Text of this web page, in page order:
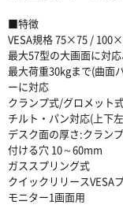
■特徴
VESA規格 75×75 /
最大57型の大画面に対
最大荷重30kgまで(曲面
ーに対応
クランプ式/グロメット
チルト・パン対応(上下
デスク面の厚さ:クラン
付ける穴 10～60mm
ガススプリング式
クイックリリースVESA
モニター1画面用